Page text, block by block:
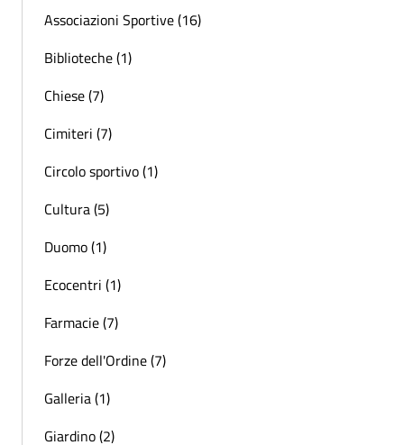
Associazioni Sportive (16)
Biblioteche (1)
Chiese (7)
Cimiteri (7)
Circolo sportivo (1)
Cultura (5)
Duomo (1)
Ecocentri (1)
Farmacie (7)
Forze dell'Ordine (7)
Galleria (1)
Giardino (2)